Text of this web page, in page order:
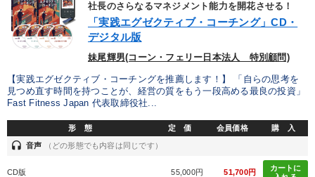
社長のさらなるマネジメント能力を開花させる！
「実践エグゼクティブ・コーチング」CD・
デジタル版
妹尾輝男(コーン・フェリー日本法人 特別顧問)
【実践エグゼクティブ・コーチングを推薦します！】 「自らの思考を
見つめ直す時間を持つことが、経営の質をもう一段高める最良の投資」
Fast Fitness Japan 代表取締役社...
形 態 定 価 会員価格 購 入
headset 音声 （どの形態でも内容は同じです）
CD版 55,000円 51,700円
カートに